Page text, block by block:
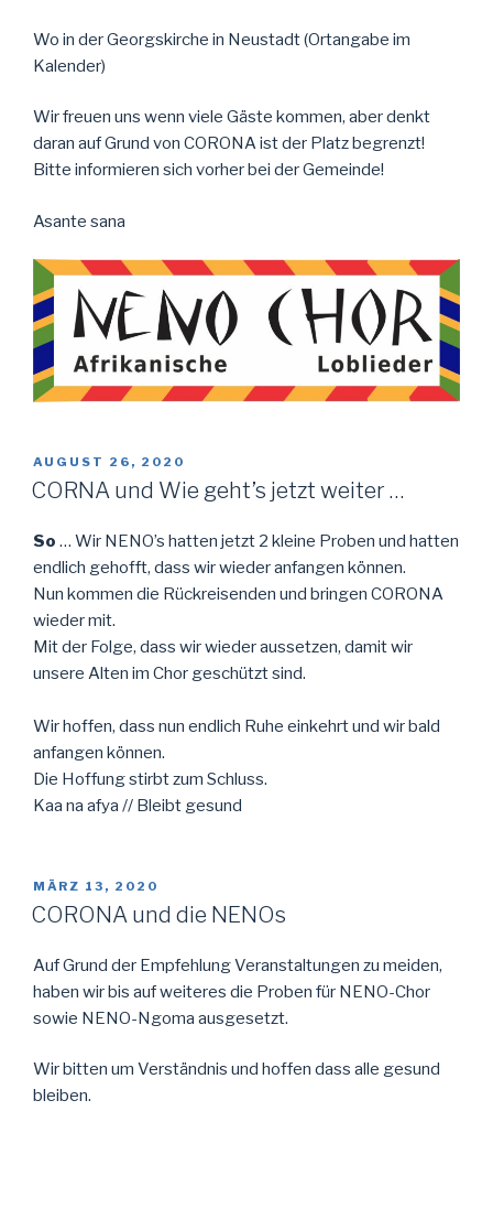
Wo in der Georgskirche in Neustadt (Ortangabe im
Kalender)
Wir freuen uns wenn viele Gäste kommen, aber denkt
daran auf Grund von CORONA ist der Platz begrenzt!
Bitte informieren sich vorher bei der Gemeinde!
Asante sana
VERÖFFENTLICHT
AM
AUGUST 26, 2020
CORNA und Wie geht’s jetzt weiter …
So … Wir NENO’s hatten jetzt 2 kleine Proben und hatten
endlich gehofft, dass wir wieder anfangen können.
Nun kommen die Rückreisenden und bringen CORONA
wieder mit.
Mit der Folge, dass wir wieder aussetzen, damit wir
unsere Alten im Chor geschützt sind.
Wir hoffen, dass nun endlich Ruhe einkehrt und wir bald
anfangen können.
Die Hoffung stirbt zum Schluss.
Kaa na afya // Bleibt gesund
VERÖFFENTLICHT
AM
MÄRZ 13, 2020
CORONA und die NENOs
Auf Grund der Empfehlung Veranstaltungen zu meiden,
haben wir bis auf weiteres die Proben für NENO-Chor
sowie NENO-Ngoma ausgesetzt.
Wir bitten um Verständnis und hoffen dass alle gesund
bleiben.